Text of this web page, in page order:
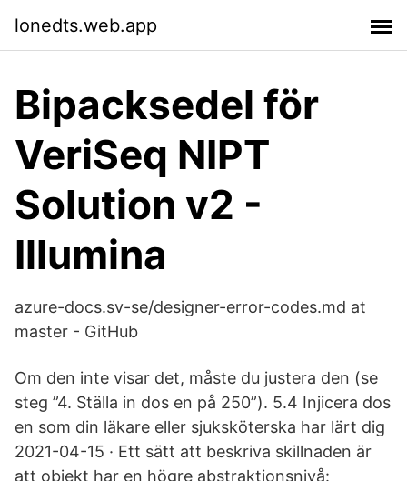
lonedts.web.app
Bipacksedel för
VeriSeq NIPT
Solution v2 -
Illumina
azure-docs.sv-se/designer-error-codes.md at
master - GitHub
Om den inte visar det, måste du justera den (se
steg ”4. Ställa in dos en på 250”). 5.4 Injicera dos
en som din läkare eller sjuksköterska har lärt dig
2021-04-15 · Ett sätt att beskriva skillnaden är
att objekt har en högre abstraktionsnivå: